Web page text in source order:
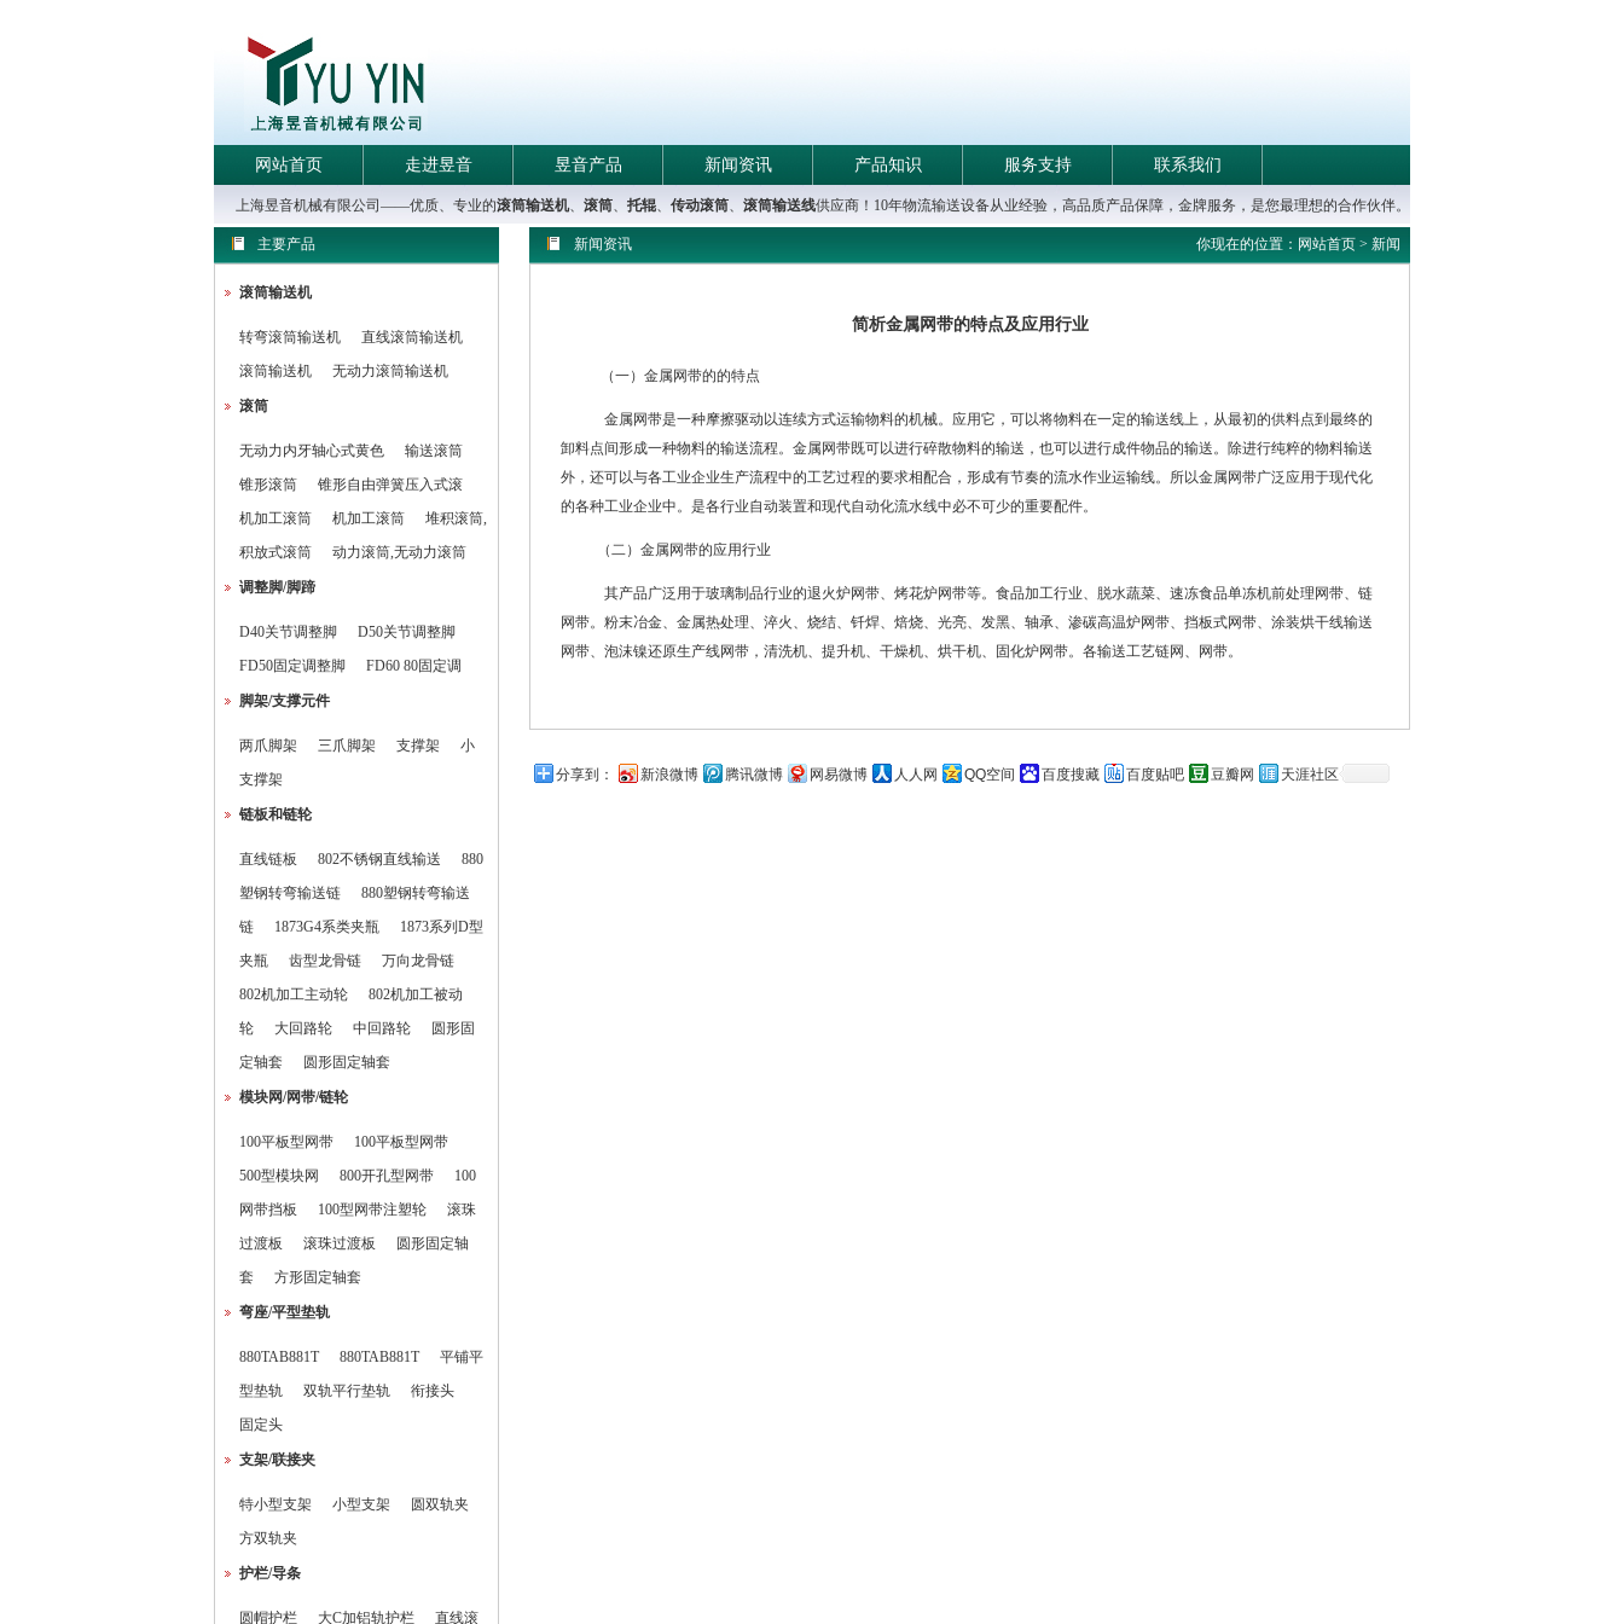
网站首页 走进昱音 昱音产品 新闻资讯 产品知识 服务支持 联系我们
上海昱音机械有限公司——优质、专业的滚筒输送机、 滚筒、 托辊、 传动滚筒、 滚筒输送线供应商！10年物流输送设备从业经验，高品质产品保障，金牌服务，是您最理想的合作伙伴。
主要产品
滚筒输送机
转弯滚筒输送机
直线滚筒输送机
滚筒输送机
无动力滚筒输送机
滚筒
无动力内牙轴心式黄色
输送滚筒
锥形滚筒
锥形自由弹簧压入式滚
机加工滚筒
机加工滚筒
堆积滚筒,
积放式滚筒
动力滚筒,无动力滚筒
调整脚/脚蹄
D40关节调整脚
D50关节调整脚
FD50固定调整脚
FD60 80固定调
脚架/支撑元件
两爪脚架 三爪脚架 支撑架
小
支撑架
链板和链轮
直线链板 802不锈钢直线输送
880
塑钢转弯输送链
880塑钢转弯输送
链
1873G4系类夹瓶
1873系列D型
夹瓶
齿型龙骨链
万向龙骨链
802机加工主动轮
802机加工被动
轮
大回路轮 中回路轮
圆形固
定轴套
圆形固定轴套
模块网/网带/链轮
100平板型网带
100平板型网带
500型模块网
800开孔型网带
100
网带挡板
100型网带注塑轮
滚珠
过渡板
滚珠过渡板
圆形固定轴
套
方形固定轴套
弯座/平型垫轨
880TAB881T 880TAB881T
平铺平
型垫轨
双轨平行垫轨
衔接头
固定头
支架/联接夹
特小型支架 小型支架
圆双轨夹
方双轨夹
护栏/导条
圆帽护栏 大C加铝轨护栏 直线滚
新闻资讯 你现在的位置：网站首页 > 新闻
简析金属网带的特点及应用行业
（一）金属网带的的特点
金属网带是一种摩擦驱动以连续方式运输物料的机械。应用它，可以将物料在一定的输送线上，从最初的供料点到最终的
卸料点间形成一种物料的输送流程。金属网带既可以进行碎散物料的输送，也可以进行成件物品的输送。除进行纯粹的物料输送
外，还可以与各工业企业生产流程中的工艺过程的要求相配合，形成有节奏的流水作业运输线。所以金属网带广泛应用于现代化
的各种工业企业中。是各行业自动装置和现代自动化流水线中必不可少的重要配件。
（二）金属网带的应用行业
其产品广泛用于玻璃制品行业的退火炉网带、烤花炉网带等。食品加工行业、脱水蔬菜、速冻食品单冻机前处理网带、链
网带。粉末冶金、金属热处理、淬火、烧结、钎焊、焙烧、光亮、发黑、轴承、渗碳高温炉网带、挡板式网带、涂装烘干线输送
网带、泡沫镍还原生产线网带，清洗机、提升机、干燥机、烘干机、固化炉网带。各输送工艺链网、网带。
分享到： 新浪微博 腾讯微博 网易微博 人人网 QQ空间 百度搜藏 百度贴吧 豆瓣网 天涯社区